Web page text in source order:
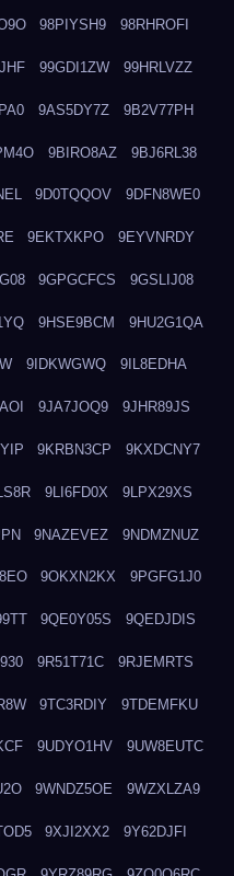
98PIYSH9 98RHROFI
99GDI1ZW 99HRLVZZ
9AS5DY7Z 9B2V77PH
9BIRO8AZ 9BJ6RL38
9D0TQQOV 9DFN8WE0
9EKTXKPO 9EYVNRDY
9GPGCFCS 9GSLIJ08
9HSE9BCM 9HU2G1QA
9IDKWGWQ 9IL8EDHA
9JA7JOQ9 9JHR89JS
9KRBN3CP 9KXDCNY7
9LI6FD0X 9LPX29XS
9NAZEVEZ 9NDMZNUZ
9OKXN2KX 9PGFG1J0
9QE0Y05S 9QEDJDIS
9R51T71C 9RJEMRTS
9TC3RDIY 9TDEMFKU
9UDYO1HV 9UW8EUTC
9WNDZ5OE 9WZXLZA9
9XJI2XX2 9Y62DJFI